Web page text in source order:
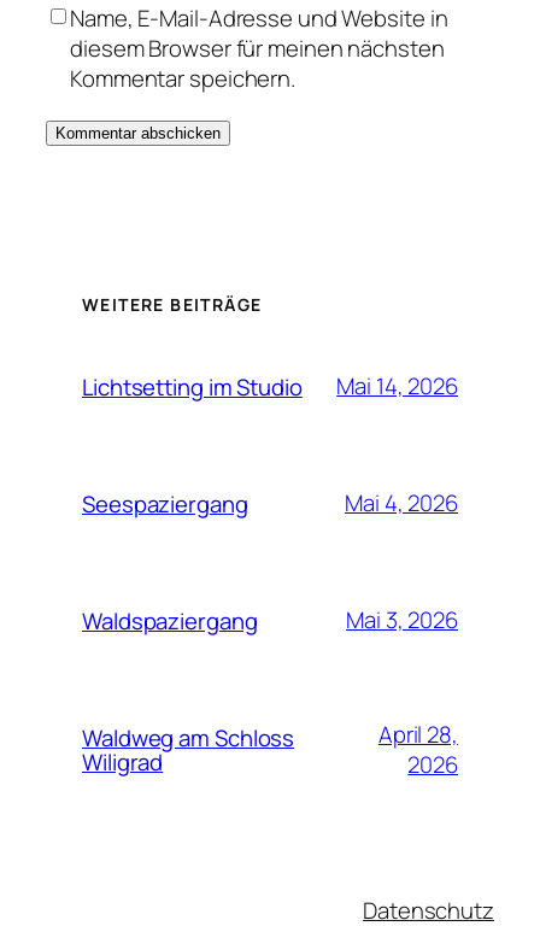
Name, E-Mail-Adresse und Website in
diesem Browser für meinen nächsten
Kommentar speichern.
WEITERE BEITRÄGE
Lichtsetting im Studio Mai 14, 2026
Seespaziergang Mai 4, 2026
Waldspaziergang Mai 3, 2026
Waldweg am Schloss
Wiligrad
April 28,
2026
Datenschutz